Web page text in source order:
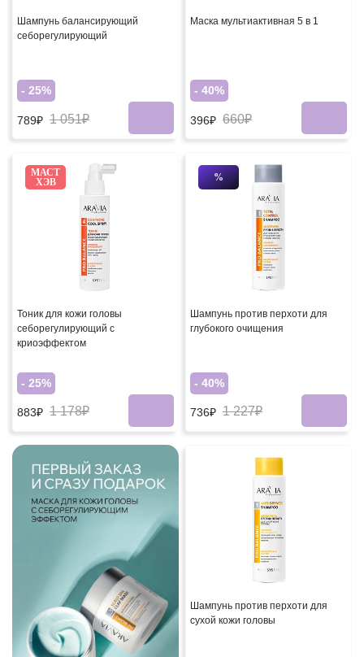
Шампунь балансирующий
себорегулирующий
- 25%
789₽ 1 051₽
Маска мультиактивная 5 в 1
- 40%
396₽ 660₽
МАСТ
ХЭВ
Тоник для кожи головы
себорегулирующий с
криоэффектом
- 25%
883₽ 1 178₽
%
Шампунь против перхоти для
глубокого очищения
- 40%
736₽ 1 227₽
Шампунь против перхоти для
сухой кожи головы